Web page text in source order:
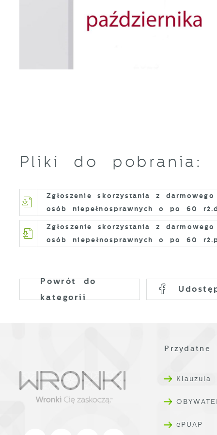
Pliki do pobrania:
Zgłoszenie skorzystania z
osób niepełnosprawnych o po 60
Zgłoszenie skorzystania z
osób niepełnosprawnych o po 60
Powrótdo
kategorii
Przydatne
Klauzula
ePUAP